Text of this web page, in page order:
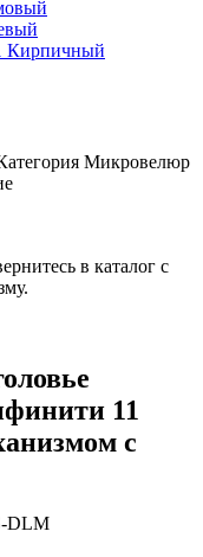
Микровелюр
в каталог с
11
с
DLM